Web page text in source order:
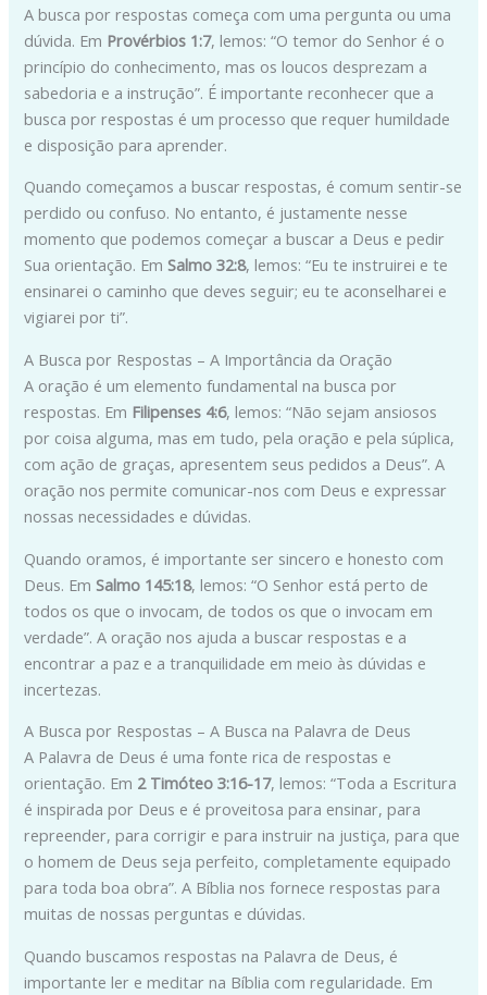
A busca por respostas começa com uma pergunta ou uma
dúvida. Em Provérbios 1:7, lemos: “O temor do Senhor é o
princípio do conhecimento, mas os loucos desprezam a
sabedoria e a instrução”. É importante reconhecer que a
busca por respostas é um processo que requer humildade
e disposição para aprender.
Quando começamos a buscar respostas, é comum sentir-se
perdido ou confuso. No entanto, é justamente nesse
momento que podemos começar a buscar a Deus e pedir
Sua orientação. EmSalmo 32:8, lemos: “Eu te instruirei e te
ensinarei o caminho que deves seguir; eu te aconselharei e
vigiarei por ti”.
A Busca por Respostas – A Importância da Oração
A oração é um elemento fundamental na busca por
respostas. Em Filipenses 4:6, lemos: “Não sejam ansiosos
por coisa alguma, mas em tudo, pela oração e pela súplica,
com ação de graças, apresentem seus pedidos a Deus”. A
oração nos permite comunicar-nos com Deus e expressar
nossas necessidades e dúvidas.
Quando oramos, é importante ser sincero e honesto com
Deus. EmSalmo 145:18, lemos: “O Senhor está perto de
todos os que o invocam, de todos os que o invocam em
verdade”. A oração nos ajuda a buscar respostas e a
encontrar a paz e a tranquilidade em meio às dúvidas e
incertezas.
A Busca por Respostas – A Busca na Palavra de Deus
A Palavra de Deus é uma fonte rica de respostas e
orientação. Em 2 Timóteo 3:16-17, lemos: “Toda a Escritura
é inspirada por Deus e é proveitosa para ensinar, para
repreender, para corrigir e para instruir na justiça, para que
o homem de Deus seja perfeito, completamente equipado
para toda boa obra”. A Bíblia nos fornece respostas para
muitas de nossas perguntas e dúvidas.
Quando buscamos respostas na Palavra de Deus, é
importante ler e meditar na Bíblia com regularidade. Em